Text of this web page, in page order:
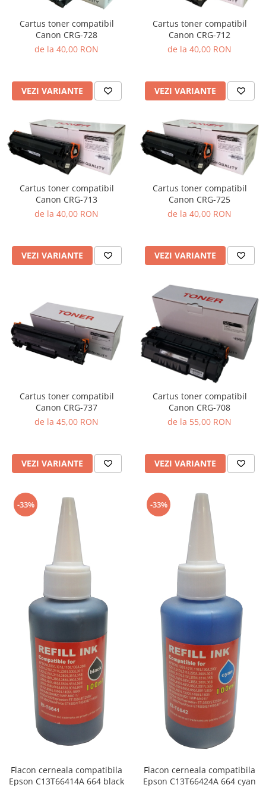
Cartus toner compatibil
Canon CRG-728
de la 40,00 RON
VEZI VARIANTE
Cartus toner compatibil
Canon CRG-712
de la 40,00 RON
VEZI VARIANTE
Cartus toner compatibil
Canon CRG-713
de la 40,00 RON
VEZI VARIANTE
Cartus toner compatibil
Canon CRG-725
de la 40,00 RON
VEZI VARIANTE
Cartus toner compatibil
Canon CRG-737
de la 45,00 RON
VEZI VARIANTE
Cartus toner compatibil
Canon CRG-708
de la 55,00 RON
VEZI VARIANTE
-33%
Flacon cerneala compatibila
Epson C13T66414A 664 black
-33%
Flacon cerneala compatibila
Epson C13T66424A 664 cyan